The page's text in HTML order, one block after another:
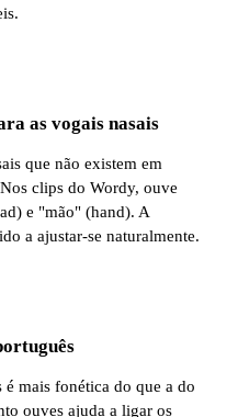
as vogais nasais
que não existem em
clips do Wordy, ouve
e "mão" (hand). A
a ajustar-se naturalmente.
mais fonética do que a do
ouves ajuda a ligar os